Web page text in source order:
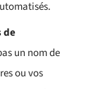
de
un nom de
ou vos